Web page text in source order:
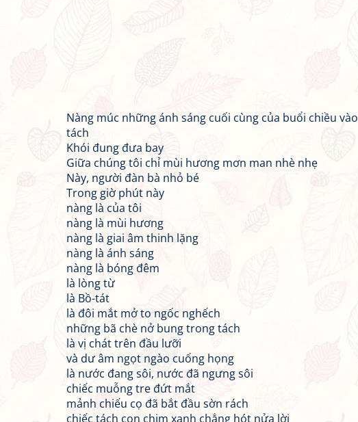
Nàng múc những ánh sáng cuối cùng của buổi chiều vào
tách
Khói đung đưa bay
Giữa chúng tôi chỉ mùi hương mơn man nhè nhẹ
Này, người đàn bà nhỏ bé
Trong giờ phút này
nàng là của tôi
nàng là mùi hương
nàng là giai âm thinh lặng
nàng là ánh sáng
nàng là bóng đêm
là lòng từ
là Bồ-tát
là đôi mắt mở to ngốc nghếch
những bã chè nở bung trong tách
là vị chát trên đầu lưỡi
và dư âm ngọt ngào cuống họng
là nước đang sôi, nước đã ngưng sôi
chiếc muỗng tre đứt mắt
mảnh chiếu cọ đã bắt đầu sờn rách
chiếc tách con chim xanh chẳng hót nửa lời